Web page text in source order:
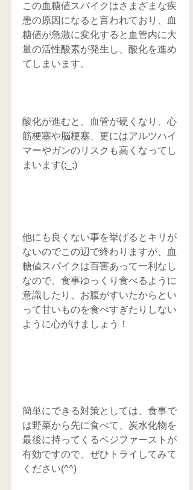
この血糖値スパイクはさまざまな疾
患の原因になると言われており、血
糖値が急激に変化すると血管内に大
量の活性酸素が発生し、酸化を進め
てしまいます。
酸化が進むと、血管が硬くなり、心
筋梗塞や脳梗塞、更にはアルツハイ
マーやガンのリスクも高くなってし
まいます(;_;)
他にも良くない事を挙げるとキリが
ないのでこの辺で終わりますが、血
糖値スパイクは百害あって一利なし
なので、食事ゆっくり食べるように
意識したり、お腹がすいたからとい
って甘いものを食べすぎたりしない
ように心がけましょう！
簡単にできる対策としては、食事で
は野菜から先に食べて、炭水化物を
最後に持ってくるベジファーストが
有効ですので、ぜひトライしてみて
ください(^^)